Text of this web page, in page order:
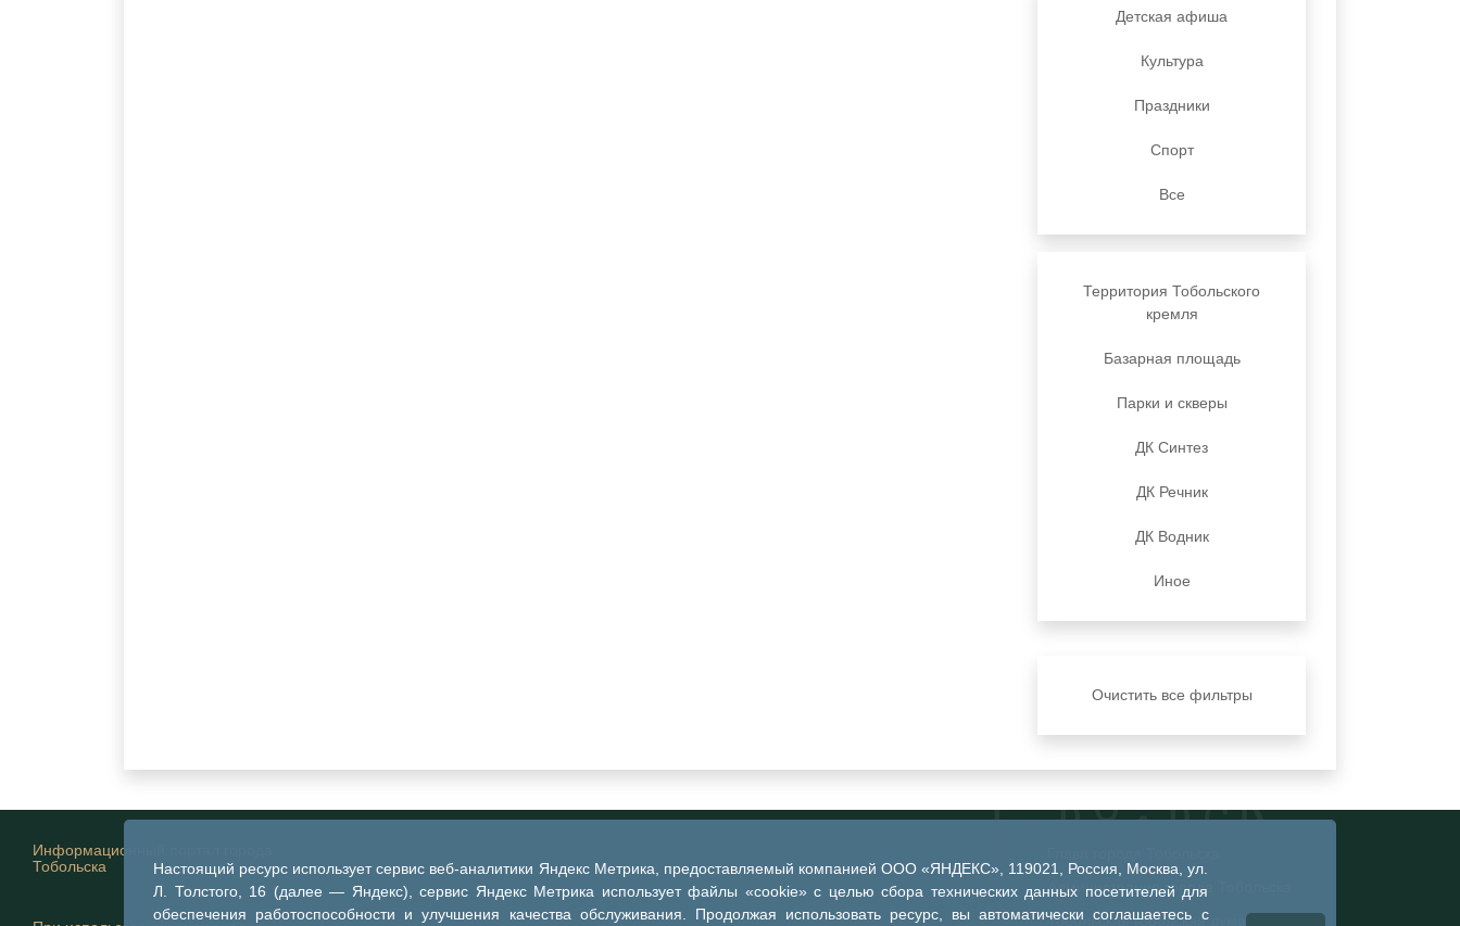
Настоящий ресурс использует сервис веб-аналитики Яндекс Метрика, предоставляемый компанией ООО «ЯНДЕКС», 119021, Россия, Москва, ул.
Л. Толстого, 16 (далее — Яндекс), сервис Яндекс Метрика использует файлы «cookie» с целью сбора технических данных посетителей для
обеспечения работоспособности и улучшения качества обслуживания. Продолжая использовать ресурс, вы автоматически соглашаетесь с
Детская афиша
Культура
Праздники
Спорт
Все
Территория Тобольского
кремля
Базарная площадь
Парки и скверы
ДК Синтез
ДК Речник
ДК Водник
Иное
Очистить все фильтры
Информационный портал города
Тобольска
Администрация города Тобольска
Тобольская городская дума